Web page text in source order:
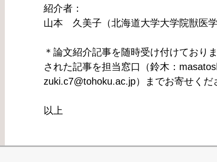
紹介者：
山本 久美子（北海道大学大学院獣医
＊論文紹介記事を随時受け付けており
された記事を担当窓口（鈴木：
zuki.c7@tohoku.ac.jp）までお寄せくだ
以上